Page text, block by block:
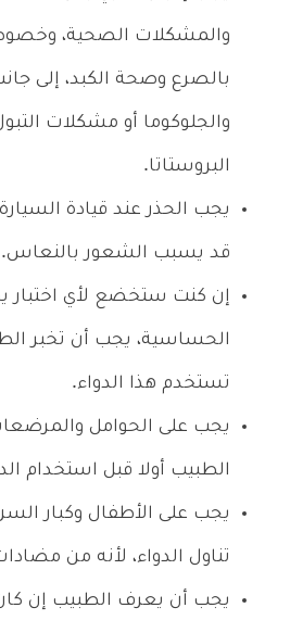
والمشكلات الصحية،
بالصرع وصحة الكبد، إلى
والجلوكوما أو مشكلات
البروستاتا.
يجب الحذر عند قيادة
قد يسبب الشعور بالنعاس.
إن كنت ستخضع لأي
الحساسية، يجب أن تخبر
تستخدم هذا الدواء.
يجب على الحوامل
الطبيب أولا قبل استخدام
يجب على الأطفال وكبار
تناول الدواء، لأنه من
يجب أن يعرف الطبيب إن